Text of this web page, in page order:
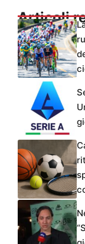
Articoli